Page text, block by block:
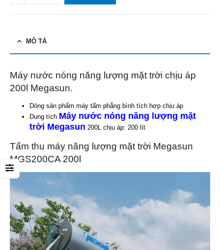
MÔ TẢ
Máy nước nóng năng lượng mặt trời chịu áp
200l Megasun.
Dòng sản phẩm máy tấm phẳng bình tích hợp chịu áp
Dung tích Máy nước nóng năng lượng mặt
trời Megasun 200L chịu áp: 200 lít
Tấm thu máy năng lượng mặt trời Megasun
MGS200CA 200l